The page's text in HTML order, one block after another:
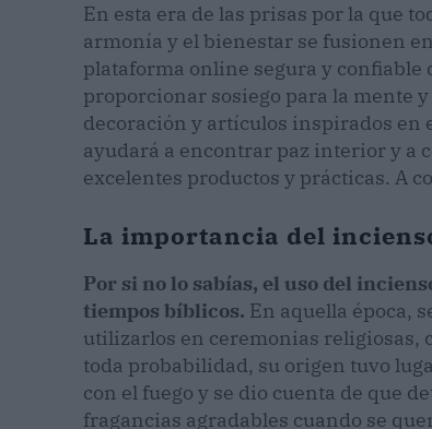
En esta era de las prisas por la que
armonía y el bienestar se fusionen
plataforma online segura y
proporcionar sosiego para la mente
decoración y artículos inspirados en
ayudará a encontrar paz interior y a
excelentes productos y prácticas. A
La importancia del
Por si no lo sabías, el uso del
tiempos bíblicos. En aquella época,
utilizarlos en ceremonias religiosas,
toda probabilidad, su origen tuvo
con el fuego y se dio cuenta de que
fragancias agradables cuando se